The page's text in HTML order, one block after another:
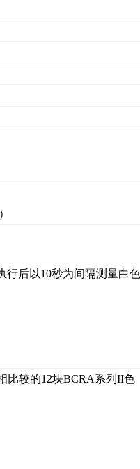
行后以10秒为间隔测量白色
比较的12块BCRA系列II色